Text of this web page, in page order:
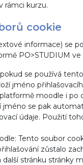
rámci kurzu.
cookie
informace) se
PO>STUDIUM
se používá
jméno
moodle i po
jméno se pak
údaje. Použití
Tento soubor
zůstalo
stránku stránky